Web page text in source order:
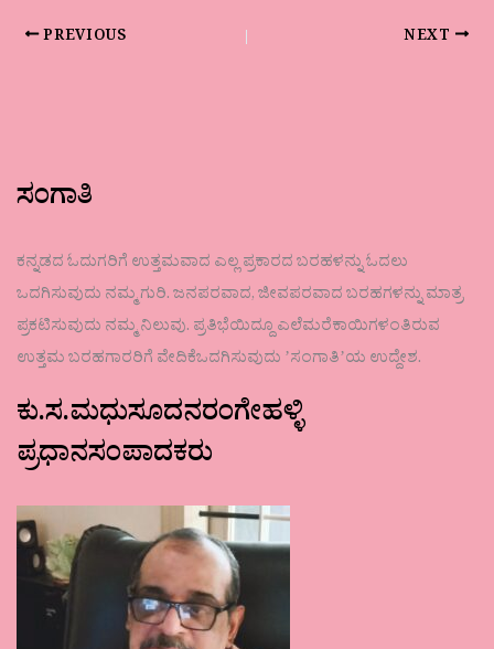
PREVIOUS NEXT
ಸಂಗಾತಿ
ಕನ್ನಡದ ಓದುಗರಿಗೆ ಉತ್ತಮವಾದ ಎಲ್ಲ ಪ್ರಕಾರದ ಬರಹಳನ್ನು ಓದಲು
ಒದಗಿಸುವುದು ನಮ್ಮ ಗುರಿ. ಜನಪರವಾದ, ಜೀವಪರವಾದ ಬರಹಗಳನ್ನು ಮಾತ್ರ
ಪ್ರಕಟಿಸುವುದು ನಮ್ಮ ನಿಲುವು. ಪ್ರತಿಭೆಯಿದ್ದೂ ಎಲೆಮರೆಕಾಯಿಗಳಂತಿರುವ
ಉತ್ತಮ ಬರಹಗಾರರಿಗೆ ವೇದಿಕೆಒದಗಿಸುವುದು ʼಸಂಗಾತಿʼಯ ಉದ್ದೇಶ.
ಕು.ಸ.ಮಧುಸೂದನರಂಗೇಹಳ್ಳಿ
ಪ್ರಧಾನಸಂಪಾದಕರು